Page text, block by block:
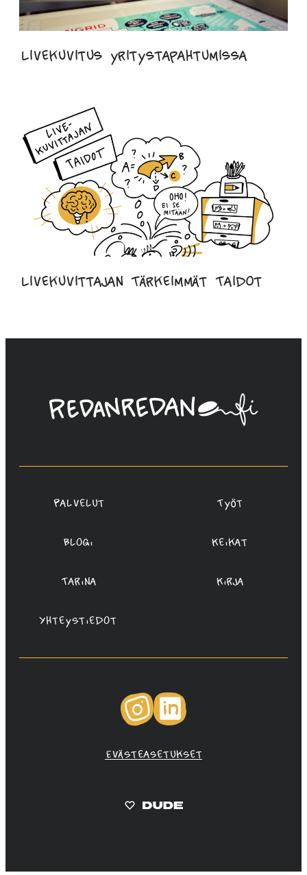
Livekuvitus yritystapahtumissa
Livekuvittajan Tärkeimmät Taidot
Linda
Saukko-
Oy
Palvelut Työt
Blogi Keikat
Tarina Kirja
Yhteystiedot
Instagram
Evästeasetukset